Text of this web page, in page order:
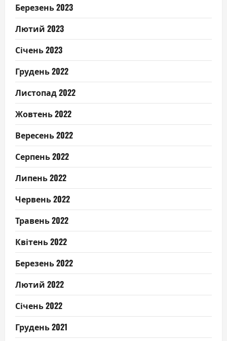
Березень 2023
Лютий 2023
Січень 2023
Грудень 2022
Листопад 2022
Жовтень 2022
Вересень 2022
Серпень 2022
Липень 2022
Червень 2022
Травень 2022
Квітень 2022
Березень 2022
Лютий 2022
Січень 2022
Грудень 2021